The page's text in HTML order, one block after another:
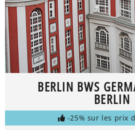
BERLIN BWS
BERLIN
-25% sur les prix